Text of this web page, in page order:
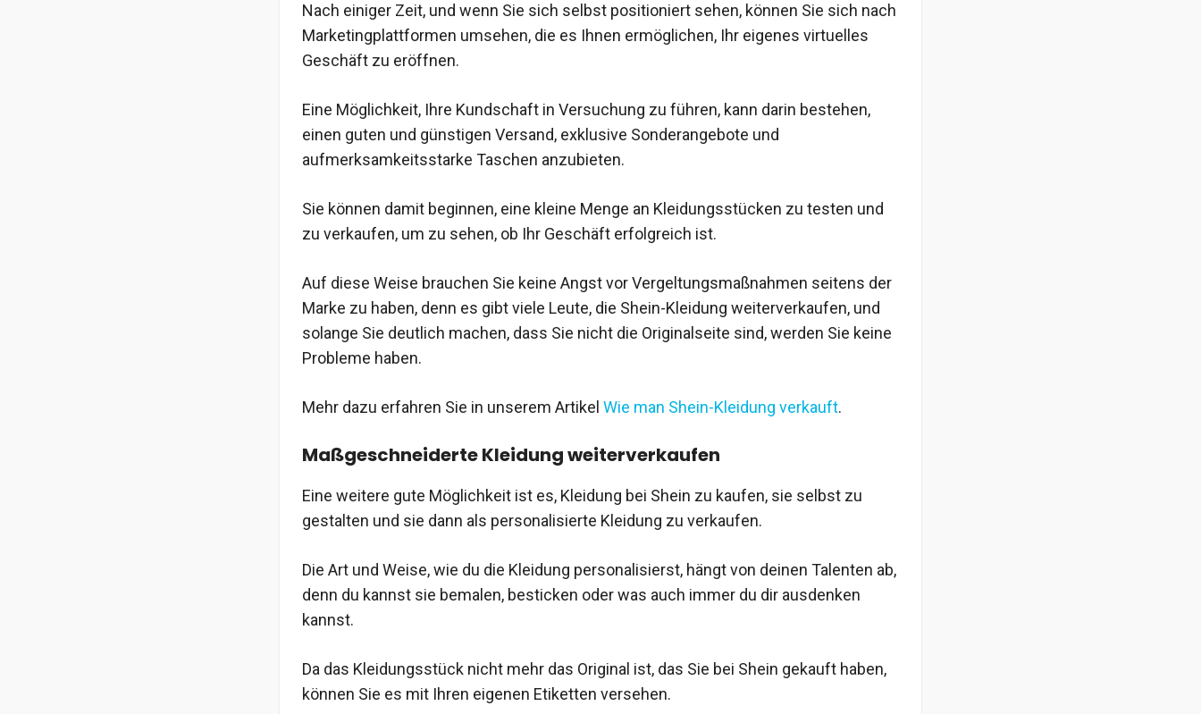
Nach einiger Zeit, und wenn Sie sich selbst positioniert sehen, können Sie sich nach
Marketingplattformen umsehen, die es Ihnen ermöglichen, Ihr eigenes virtuelles
Geschäft zu eröffnen.
Eine Möglichkeit, Ihre Kundschaft in Versuchung zu führen, kann darin bestehen,
einen guten und günstigen Versand, exklusive Sonderangebote und
aufmerksamkeitsstarke Taschen anzubieten.
Sie können damit beginnen, eine kleine Menge an Kleidungsstücken zu testen und
zu verkaufen, um zu sehen, ob Ihr Geschäft erfolgreich ist.
Auf diese Weise brauchen Sie keine Angst vor Vergeltungsmaßnahmen seitens der
Marke zu haben, denn es gibt viele Leute, die Shein-Kleidung weiterverkaufen, und
solange Sie deutlich machen, dass Sie nicht die Originalseite sind, werden Sie keine
Probleme haben.
Mehr dazu erfahren Sie in unserem Artikel Wie man Shein-Kleidung verkauft.
Maßgeschneiderte Kleidung weiterverkaufen
Eine weitere gute Möglichkeit ist es, Kleidung bei Shein zu kaufen, sie selbst zu
gestalten und sie dann als personalisierte Kleidung zu verkaufen.
Die Art und Weise, wie du die Kleidung personalisierst, hängt von deinen Talenten ab,
denn du kannst sie bemalen, besticken oder was auch immer du dir ausdenken
kannst.
Da das Kleidungsstück nicht mehr das Original ist, das Sie bei Shein gekauft haben,
können Sie es mit Ihren eigenen Etiketten versehen.